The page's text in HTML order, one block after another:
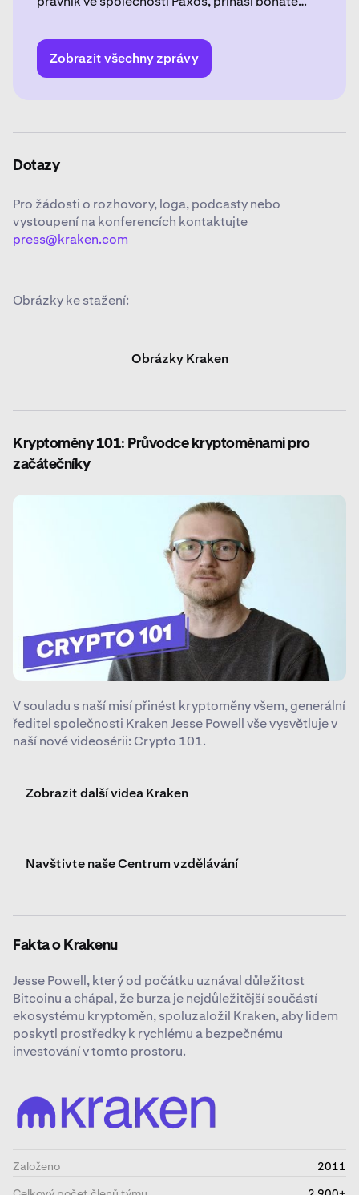
záležitostech v kryptoměnovém,
technologickém a finančním sektoru.
Zobrazit všechny zprávy
Dotazy
Pro žádosti o rozhovory, loga, podcasty nebo
vystoupení na konferencích kontaktujte
press@kraken.com
Obrázky ke stažení:
Obrázky Kraken
Kryptoměny 101: Průvodce kryptoměnami pro
začátečníky
V souladu s naší misí přinést kryptoměny všem, generální
ředitel společnosti Kraken Jesse Powell vše vysvětluje v
naší nové videosérii: Crypto 101.
Zobrazit další videa Kraken
Navštivte naše Centrum vzdělávání
Fakta o Krakenu
Jesse Powell, který od počátku uznával důležitost
Bitcoinu a chápal, že burza je nejdůležitější součástí
ekosystému kryptoměn, spoluzaložil Kraken, aby lidem
poskytl prostředky k rychlému a bezpečnému
investování v tomto prostoru.
Založeno
2011